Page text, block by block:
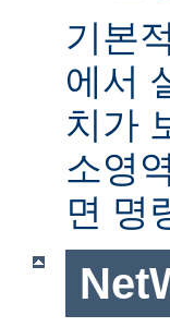
기본
에서
치가
소영
면 명